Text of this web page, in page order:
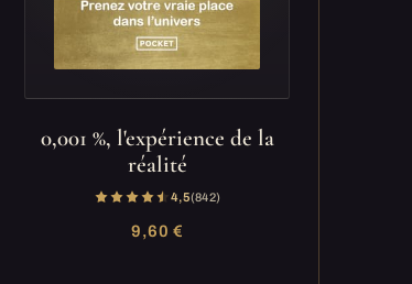
0,001 %, l'expérience de la
réalité
4,5(842)
9,60 €